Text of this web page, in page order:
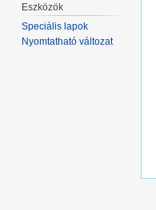
Eszközök
Speciális lapok
Nyomtatható változat